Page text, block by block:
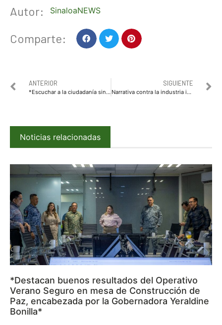
Autor: SinaloaNEWS
Comparte:
ANTERIOR
*Escuchar a la ciudadanía sinaloense, es la mejor política: Ricardo Madrid Pérez*
SIGUIENTE
Narrativa contra la industria ignora el problema de fondo donde existe la pesca ilegal y desorden pesquero
Noticias relacionadas
*Destacan buenos resultados del Operativo
Verano Seguro en mesa de Construcción de
Paz, encabezada por la Gobernadora Yeraldine
Bonilla*